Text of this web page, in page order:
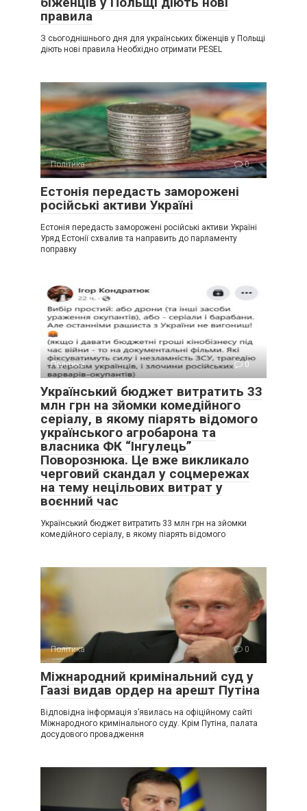
правила
З сьогоднішнього дня для українських біженців у Польщі
діють нові правила Необхідно отримати PESEL
Політика 0
Естонія передасть заморожені
російські активи Україні
Естонія передасть заморожені російські активи Україні
Уряд Естонії схвалив та направить до парламенту
поправку
Політика 0
Український бюджет витратить 33
млн грн на зйомки комедійного
серіалу, в якому піарять відомого
українського агробарона та
власника ФК “Інгулець”
Поворознюка. Це вже викликало
черговий скандал у соцмережах
на тему нецільових витрат у
воєнний час
Український бюджет витратить 33 млн грн на зйомки
комедійного серіалу, в якому піарять відомого
Політика 0
Міжнародний кримінальний суд у
Гаазі видав ордер на арешт Путіна
Відповідна інформація з’явилась на офіційному сайті
Міжнародного кримінального суду. Крім Путіна, палата
досудового провадження